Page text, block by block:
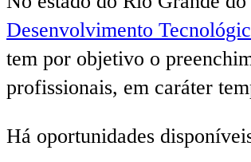
Desenvolvimento
tem por objetivo o
profissionais, em caráter
Há oportunidades